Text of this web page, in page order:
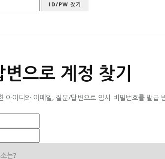
으로 계정 찾기
아이디와 이메일, 질문/답변으로 임시 비밀번호를 발급